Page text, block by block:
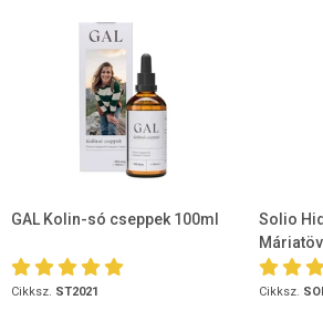
GAL Kolin-só cseppek 100ml
Cikksz. ST2021
Solio
Cikksz.